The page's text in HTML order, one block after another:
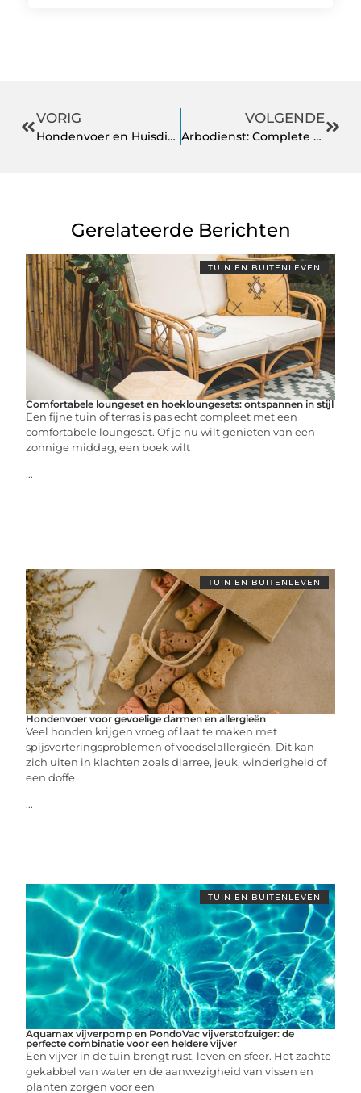
VORIG
Hondenvoer en Huisdierenvoeding: Essentiële Informatie voor een Gezond Huisdier
VOLGENDE
Arbodienst: Complete Ondersteuning in Verzuimbeheer
Gerelateerde Berichten
TUIN EN BUITENLEVEN
Comfortabele loungeset en hoekloungesets: ontspannen in stijl
Een fijne tuin of terras is pas echt compleet met een
comfortabele loungeset. Of je nu wilt genieten van een
zonnige middag, een boek wilt
...
TUIN EN BUITENLEVEN
Hondenvoer voor gevoelige darmen en allergieën
Veel honden krijgen vroeg of laat te maken met
spijsverteringsproblemen of voedselallergieën. Dit kan
zich uiten in klachten zoals diarree, jeuk, winderigheid of
een doffe
...
TUIN EN BUITENLEVEN
Aquamax vijverpomp en PondoVac vijverstofzuiger: de
perfecte combinatie voor een heldere vijver
Een vijver in de tuin brengt rust, leven en sfeer. Het zachte
gekabbel van water en de aanwezigheid van vissen en
planten zorgen voor een